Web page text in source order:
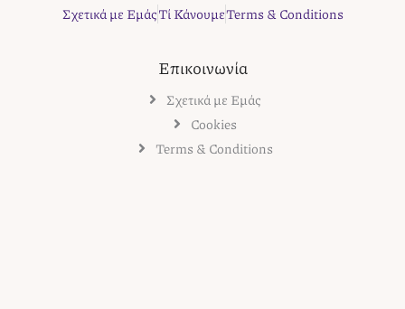
Σχετικά με ΕμάςΤί ΚάνουμεTerms & Conditions
Επικοινωνία
Σχετικά με Εμάς
Cookies
Terms & Conditions